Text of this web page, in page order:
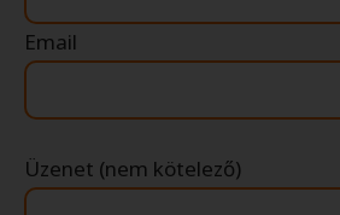
Email
Üzenet (nem kötelező)